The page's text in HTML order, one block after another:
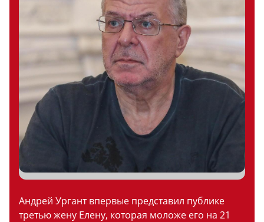
Андрей Ургант впервые представил публике
третью жену Елену, которая моложе его на 21